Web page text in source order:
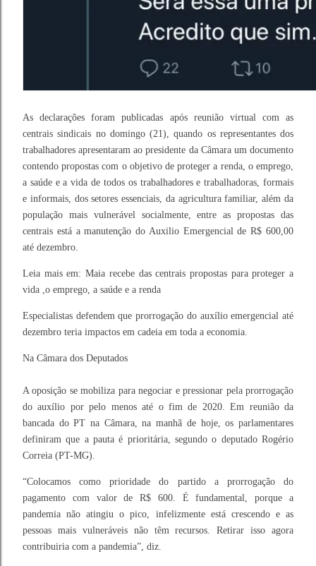
As declarações foram publicadas após reunião virtual com as
centrais sindicais no domingo (21), quando os representantes dos
trabalhadores apresentaram ao presidente da Câmara um documento
contendo propostas com o objetivo de proteger a renda, o emprego,
a saúde e a vida de todos os trabalhadores e trabalhadoras, formais
e informais, dos setores essenciais, da agricultura familiar, além da
população mais vulnerável socialmente, entre as propostas das
centrais está a manutenção do Auxilio Emergencial de R$ 600,00
até dezembro.
Leia mais em:Maia recebe das centrais propostas para proteger a
vida ,o emprego, a saúde e a renda
Especialistas defendem que prorrogação do auxílio emergencial até
dezembro teria impactos em cadeia em toda a economia.
Na Câmara dos Deputados
A oposição se mobiliza para negociar e pressionar pela prorrogação
do auxílio por pelo menos até o fim de 2020. Em reunião da
bancada do PT na Câmara, na manhã de hoje, os parlamentares
definiram que a pauta é prioritária, segundo o deputado Rogério
Correia (PT-MG).
“Colocamos como prioridade do partido a prorrogação do
pagamento com valor de R$ 600. É fundamental, porque a
pandemia não atingiu o pico, infelizmente está crescendo e as
pessoas mais vulneráveis não têm recursos. Retirar isso agora
contribuiria com a pandemia”, diz.